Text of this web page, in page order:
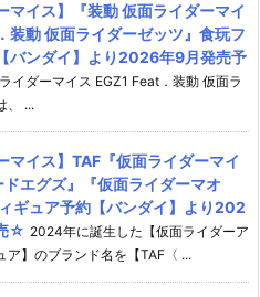
マイス】『装動 仮面ライダーマイ
装動 仮面ライダーゼッツ』食玩フ
バンダイ】より2026年9月発売予
ライダーマイス EGZ1 Feat．装動 仮面ラ
、 ...
マイス】TAF『仮面ライダーマイ
ドエグズ』『仮面ライダーマオ
ギュア予約【バンダイ】より202
☆ 2024年に誕生した【仮面ライダーア
ア】のブランド名を【TAF〈 ...